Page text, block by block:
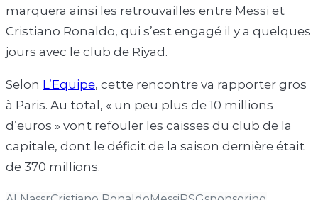
marquera ainsi les retrouvailles entre Messi et
Cristiano Ronaldo, qui s’est engagé il y a quelques
jours avec le club de Riyad.
Selon L’Equipe, cette rencontre va rapporter gros
à Paris. Au total, « un peu plus de 10 millions
d’euros » vont refouler les caisses du club de la
capitale, dont le déficit de la saison dernière était
de 370 millions.